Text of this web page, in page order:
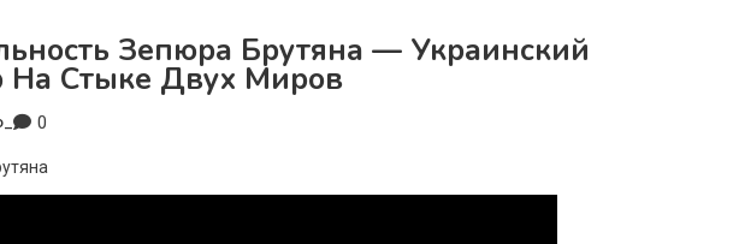
Зепюра Брутяна — Украинский
На Стыке Двух Миров
0